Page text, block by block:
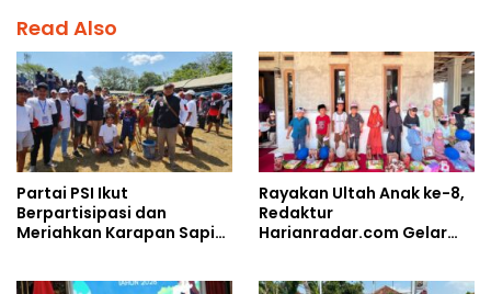
Read Also
Partai PSI Ikut
Berpartisipasi dan
Meriahkan Karapan Sapi
Rayakan Ultah Anak ke-8,
Redaktur
Harianradar.com Gelar